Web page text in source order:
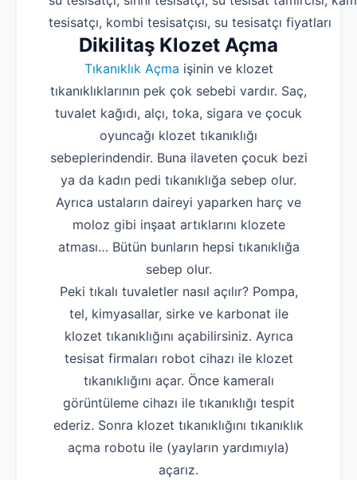
tesisatçı, kombi tesisatçısı, su tesisatçı fiyatları
Dikilitaş Klozet Açma
Tıkanıklık Açma işinin ve klozet
tıkanıklıklarının pek çok sebebi vardır. Saç,
tuvalet kağıdı, alçı, toka, sigara ve çocuk
oyuncağı klozet tıkanıklığı
sebeplerindendir. Buna ilaveten çocuk bezi
ya da kadın pedi tıkanıklığa sebep olur.
Ayrıca ustaların daireyi yaparken harç ve
moloz gibi inşaat artıklarını klozete
atması… Bütün bunların hepsi tıkanıklığa
sebep olur.
Peki tıkalı tuvaletler nasıl açılır? Pompa,
tel, kimyasallar, sirke ve karbonat ile
klozet tıkanıklığını açabilirsiniz. Ayrıca
tesisat firmaları robot cihazı ile klozet
tıkanıklığını açar. Önce kameralı
görüntüleme cihazı ile tıkanıklığı tespit
ederiz. Sonra klozet tıkanıklığını tıkanıklık
açma robotu ile (yayların yardımıyla)
açarız.